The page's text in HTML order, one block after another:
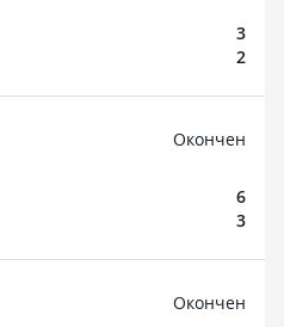
3
2
Oкончен
6
3
Oкончен